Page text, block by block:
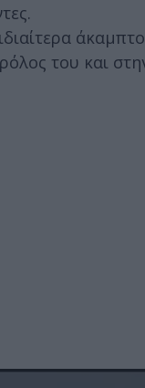
του και